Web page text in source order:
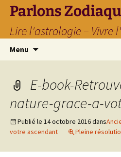
Parlons
Lire l'astrologie – Vivre
Menu
E-book-
nature-grace-a-
Publié le 14 octobre 2016dans
votre ascendant
Pleine